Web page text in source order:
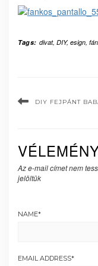
Tags: divat, DIY, esign,
DIY FEJPÁNT
Az e-mail címet nem
jelöltük
NAME*
EMAIL ADDRESS*